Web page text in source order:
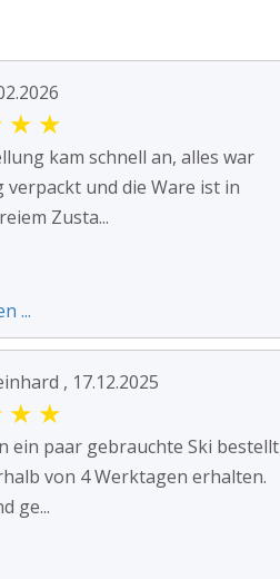
★ ★
kam schnell an, alles war
und die Ware ist in
Zusta...
...
, 17.12.2025
★ ★
ein paar gebrauchte Ski bestellt
von 4 Werktagen erhalten.
ge...